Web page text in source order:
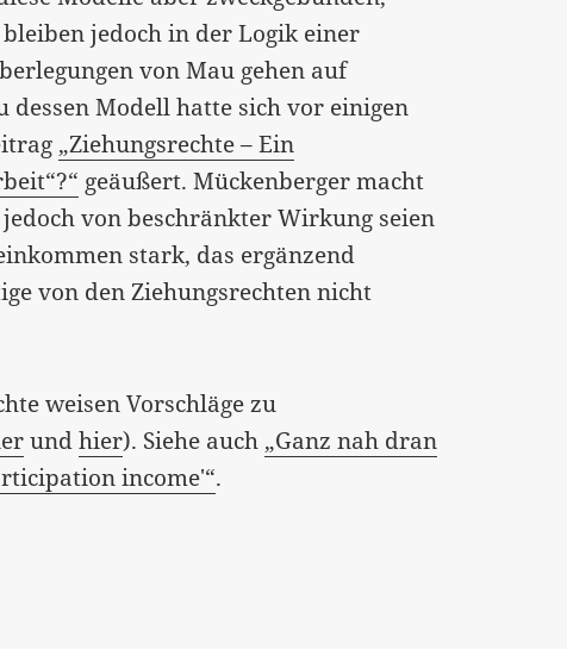
jedoch in der Logik einer
von Mau gehen auf
Modell hatte sich vor einigen
„Ziehungsrechte – Ein
geäußert. Mückenberger macht
von beschränkter Wirkung seien
stark, das ergänzend
von den Ziehungsrechten nicht
weisen Vorschläge zu
undhier). Siehe auch „Ganz nah dran
income'“.